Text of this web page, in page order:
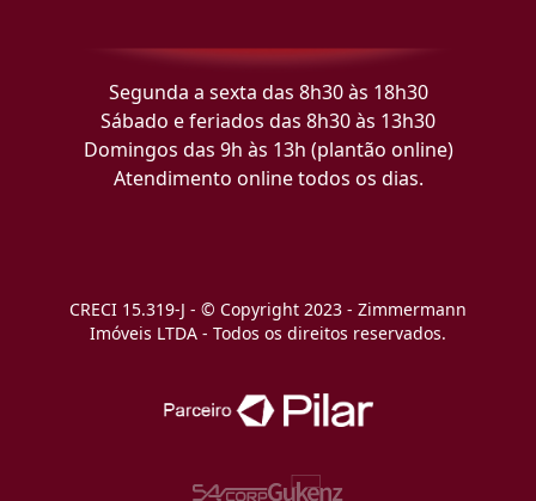
Segunda a sexta das 8h30 às 18h30
Sábado e feriados das 8h30 às 13h30
Domingos das 9h às 13h (plantão online)
Atendimento online todos os dias.
CRECI 15.319-J - © Copyright 2023 - Zimmermann
Imóveis LTDA - Todos os direitos reservados.